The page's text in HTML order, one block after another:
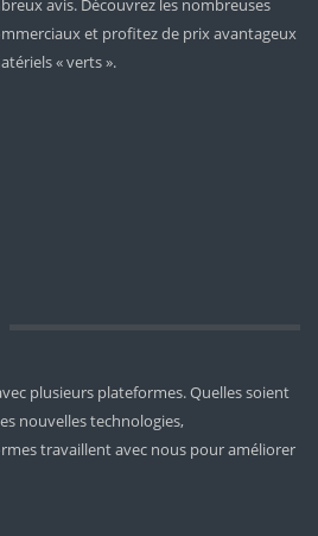
avis. Découvrez les nombreuses
et profitez de prix avantageux
« verts ».
plusieurs plateformes. Quelles soient
nouvelles technologies,
travaillent avec nous pour améliorer